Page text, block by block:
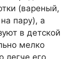
(вареный,
пару), а
в детской
мелко
легче его